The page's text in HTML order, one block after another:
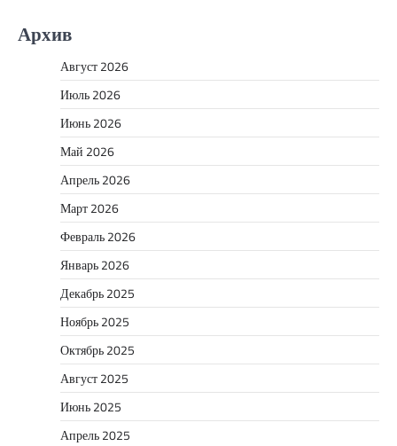
Архив
Август 2026
Июль 2026
Июнь 2026
Май 2026
Апрель 2026
Март 2026
Февраль 2026
Январь 2026
Декабрь 2025
Ноябрь 2025
Октябрь 2025
Август 2025
Июнь 2025
Апрель 2025